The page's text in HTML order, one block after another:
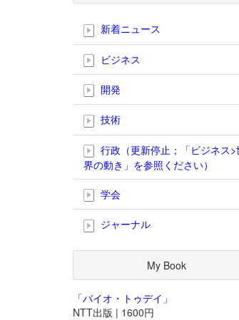
新着ニュース
ビジネス
開発
技術
行政（更新停止；「ビジネス>
界の動き」を参照ください）
学会
ジャーナル
My Book
「バイオ・トゥデイ」
NTT出版 | 1600円